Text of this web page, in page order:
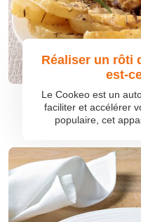
Réaliser un rôti
est-
Le Cookeo est un
faciliter et accélérer
populaire, cet